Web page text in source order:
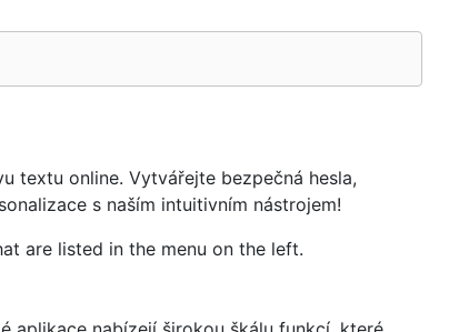
textu online. Vytvářejte bezpečná hesla,
s naším intuitivním nástrojem!
are listed in the menu on the left.